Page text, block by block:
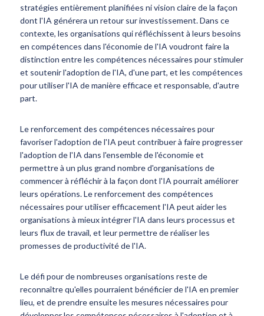
stratégies entièrement planifiées ni vision claire de la façon
dont l'IA générera un retour sur investissement. Dans ce
contexte, les organisations qui réfléchissent à leurs besoins
en compétences dans l'économie de l'IA voudront faire la
distinction entre les compétences nécessaires pour stimuler
et soutenir l'adoption de l'IA, d'une part, et les compétences
pour utiliser l'IA de manière efficace et responsable, d'autre
part.
Le renforcement des compétences nécessaires pour
favoriser l'adoption de l'IA peut contribuer à faire progresser
l'adoption de l'IA dans l'ensemble de l'économie et
permettre à un plus grand nombre d'organisations de
commencer à réfléchir à la façon dont l'IA pourrait améliorer
leurs opérations. Le renforcement des compétences
nécessaires pour utiliser efficacement l'IA peut aider les
organisations à mieux intégrer l'IA dans leurs processus et
leurs flux de travail, et leur permettre de réaliser les
promesses de productivité de l'IA.
Le défi pour de nombreuses organisations reste de
reconnaître qu'elles pourraient bénéficier de l'IA en premier
lieu, et de prendre ensuite les mesures nécessaires pour